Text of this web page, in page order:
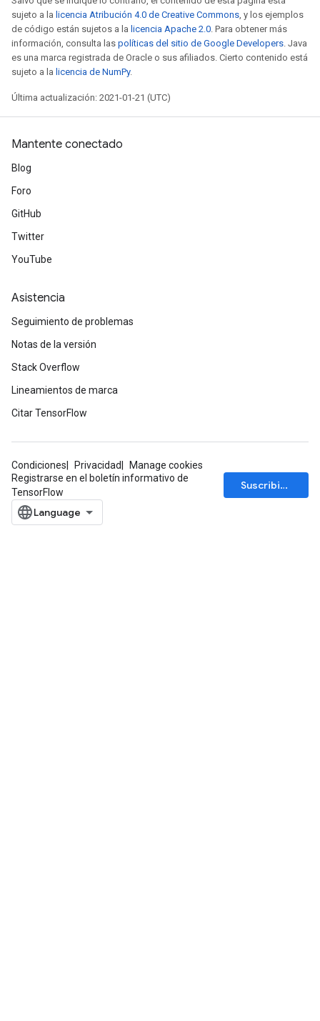
sujeto a la licencia Atribución 4.0 de Creative Commons, y los ejemplos
de código están sujetos a la licencia Apache 2.0. Para obtener más
información, consulta las políticas del sitio de Google Developers. Java
es una marca registrada de Oracle o sus afiliados. Cierto contenido está
sujeto a la licencia de NumPy.
Última actualización: 2021-01-21 (UTC)
Mantente conectado
Blog
Foro
GitHub
Twitter
YouTube
Asistencia
Seguimiento de problemas
Notas de la versión
Stack Overflow
Lineamientos de marca
Citar TensorFlow
Condiciones Privacidad
Manage cookies
Registrarse en el boletín informativo de
TensorFlow
Suscribirse